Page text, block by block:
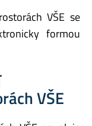
VŠE se
formou
VŠE